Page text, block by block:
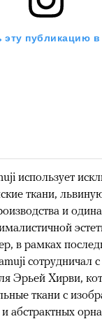
эту публикацию
использует
ткани,
и
в рамках
сотрудничал
Эрьей Хирви,
ткани с
абстрактных